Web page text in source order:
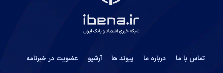
تماس با ما درباره ما پیوند ها آرشیو
عضویت در خبرنامه